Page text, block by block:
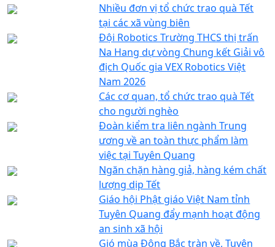
Nhiều đơn vị tổ chức trao quà Tết
tại các xã vùng biên
Đội Robotics Trường THCS thị trấn
Na Hang dự vòng Chung kết Giải vô
địch Quốc gia VEX Robotics Việt
Nam 2026
Các cơ quan, tổ chức trao quà Tết
cho người nghèo
Đoàn kiểm tra liên ngành Trung
ương về an toàn thực phẩm làm
việc tại Tuyên Quang
Ngăn chặn hàng giả, hàng kém chất
lượng dịp Tết
Giáo hội Phật giáo Việt Nam tỉnh
Tuyên Quang đẩy mạnh hoạt động
an sinh xã hội
Gió mùa Đông Bắc tràn về, Tuyên